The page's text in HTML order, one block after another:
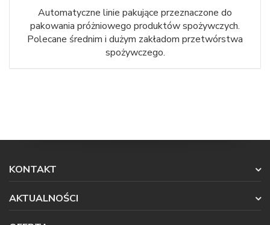
Automatyczne linie pakujące przeznaczone do
pakowania próżniowego produktów spożywczych.
Polecane średnim i dużym zakładom przetwórstwa
spożywczego.
KONTAKT
AKTUALNOŚCI